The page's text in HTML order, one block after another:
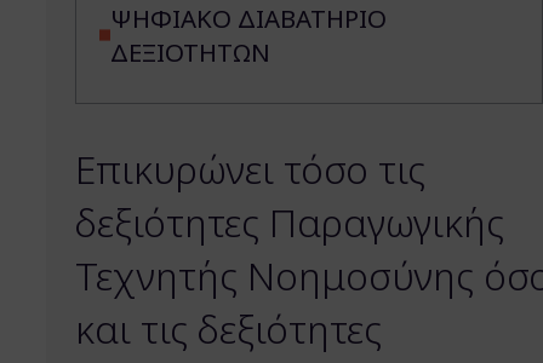
ΨΗΦΙΑΚΟ ΔΙΑΒΑΤΗΡΙΟ
ΔΕΞΙΟΤΗΤΩΝ
Επικυρώνει τόσο τις
δεξιότητες Παραγωγικής
Τεχνητής Νοημοσύνης
και τις δεξιότητες